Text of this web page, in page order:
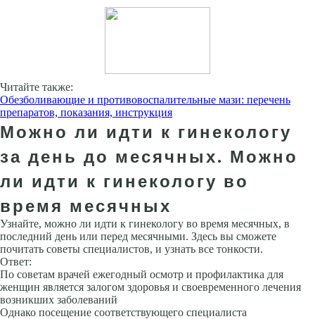
Читайте также:
Обезболивающие и противовоспалительные мази: перечень
препаратов, показания, инструкция
Можно ли идти к гинекологу
за день до месячных. Можно
ли идти к гинекологу во
время месячных
Узнайте, можно ли идти к гинекологу во время месячных, в
последний день или перед месячными. Здесь вы сможете
почитать советы специалистов, и узнать все тонкости.
Ответ:
По советам врачей ежегодный осмотр и профилактика для
женщин является залогом здоровья и своевременного лечения
возникших заболеваний
Однако посещение соответствующего специалиста